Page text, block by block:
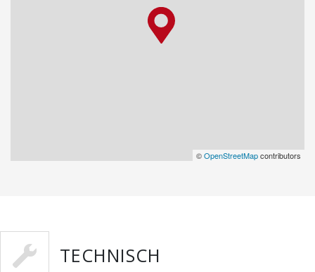
©OpenStreetMapcontributors
TECHNISCH